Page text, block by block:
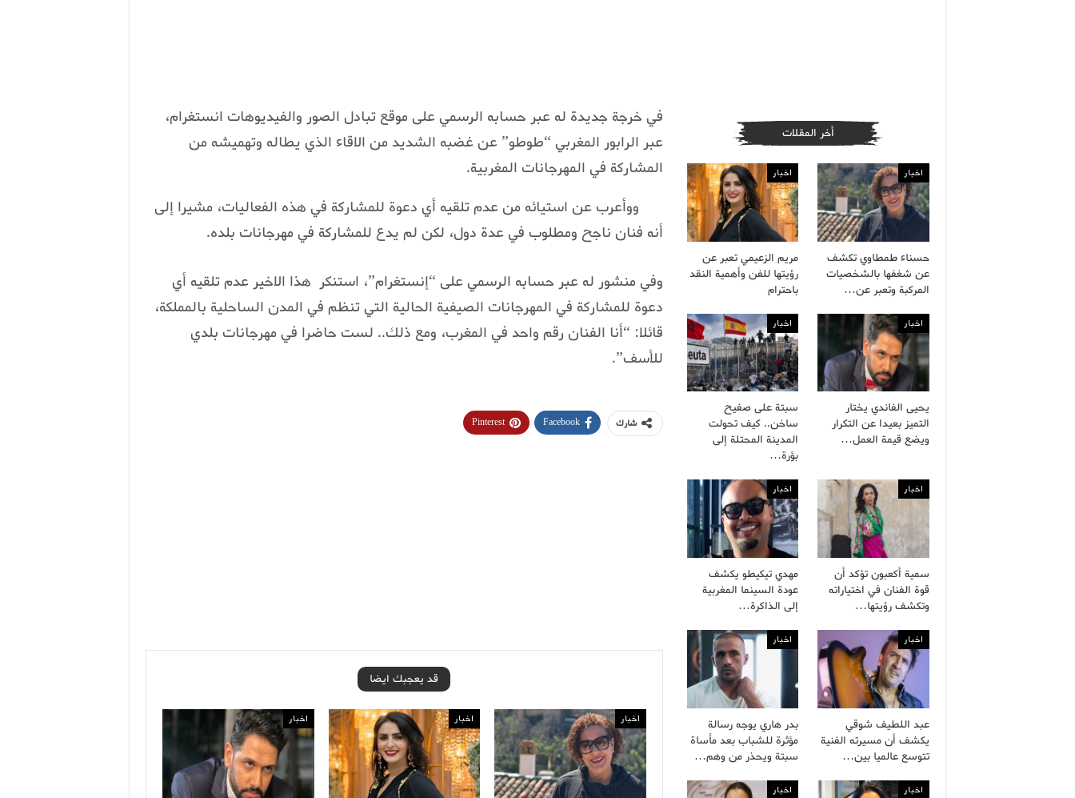
في خرجة جديدة له عبر حسابه الرسمي على موقع تبادل الصور والفيديوهات انستغرام،
عبر الرابور المغربي “طوطو” عن غضبه الشديد من الاقاء الذي يطاله وتهميشه من
المشاركة في المهرجانات المغربية.
ووأعرب عن استيائه من عدم تلقيه أي دعوة للمشاركة في هذه الفعاليات، مشيرا إلى
أنه فنان ناجح ومطلوب في عدة دول، لكن لم يدع للمشاركة في مهرجانات بلده.
وفي منشور له عبر حسابه الرسمي على “إنستغرام”، استنكر هذا الاخير عدم تلقيه أي
دعوة للمشاركة في المهرجانات الصيفية الحالية التي تنظم في المدن الساحلية بالمملكة،
قائلا: “أنا الفنان رقم واحد في المغرب، ومع ذلك.. لست حاضرا في مهرجانات بلدي
للأسف”.
شارك Facebook
Pinterest
قد يعجبك ايضا
اخبار اخبار اخبار
أخر المقلات
اخبار
حسناء طمطاوي تكشف
عن شغفها بالشخصيات
المركبة وتعبر عن…
اخبار
مريم الزعيمي تعبر عن
رؤيتها للفن وأهمية النقد
باحترام
اخبار
يحيى الفاندي يختار
التميز بعيدا عن التكرار
ويضع قيمة العمل…
اخبار
سبتة على صفيح
ساخن.. كيف تحولت
المدينة المحتلة إلى
بؤرة…
اخبار
سمية أكعبون تؤكد أن
قوة الفنان في اختياراته
وتكشف رؤيتها…
اخبار
مهدي تيكيطو يكشف
عودة السينما المغربية
إلى الذاكرة…
اخبار
عبد اللطيف شوقي
يكشف أن مسيرته الفنية
تتوسع عالميا بين…
اخبار
بدر هاري يوجه رسالة
مؤثرة للشباب بعد مأساة
سبتة ويحذر من وهم…
اخبار اخبار